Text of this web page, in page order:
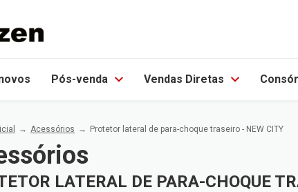
Pós-venda Vendas Diretas
Acessórios Protetor lateral de para-choque traseiro - NEW CITY
LATERAL DE PARA-CHOQUE